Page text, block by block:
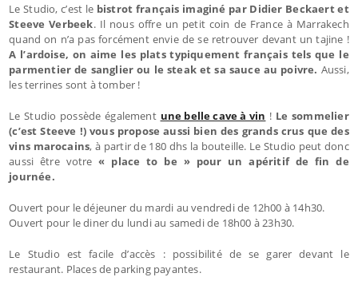
Le Studio, c’est le bistrot français imaginé par Didier Beckaert et
Steeve Verbeek. Il nous offre un petit coin de France à Marrakech
quand on n’a pas forcément envie de se retrouver devant un tajine !
A l’ardoise, on aime les plats typiquement français tels que le
parmentier de sanglier ou le steak et sa sauce au poivre. Aussi,
les terrines sont à tomber !
Le Studio possède également une belle cave à vin ! Le sommelier
(c’est Steeve !) vous propose aussi bien des grands crus que des
vins marocains, à partir de 180 dhs la bouteille. Le Studio peut donc
aussi être votre« place to be » pour un apéritif de fin de
journée.
Ouvert pour le déjeuner du mardi au vendredi de 12h00 à 14h30.
Ouvert pour le diner du lundi au samedi de 18h00 à 23h30.
Le Studio est facile d’accès : possibilité de se garer devant le
restaurant. Places de parking payantes.